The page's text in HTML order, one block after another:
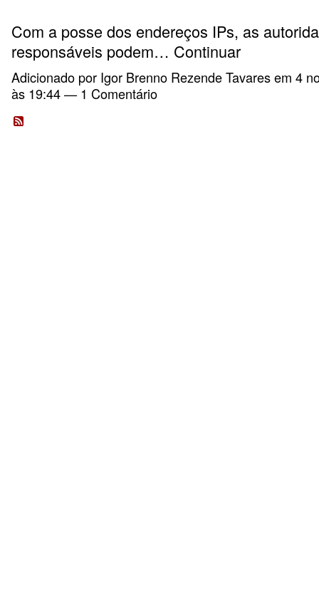
Com a posse dos endereços IPs, as
responsáveis podem… Continuar
Adicionado por Igor Brenno Rezende Tavaresem 4
às 19:44 —1 Comentário